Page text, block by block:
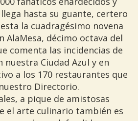
hasta su guante, certero
la cuadragésimo novena
AlaMesa, décimo octava del
comenta las incidencias de
nuestra Ciudad Azul y en
a los 170 restaurantes que
Directorio.
a pique de amistosas
el arte culinario también es